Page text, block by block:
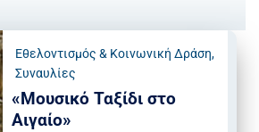
Εθελοντισμός & Κοινωνική Δράση,
Συναυλίες
«Μουσικό Ταξίδι στο
Αιγαίο»